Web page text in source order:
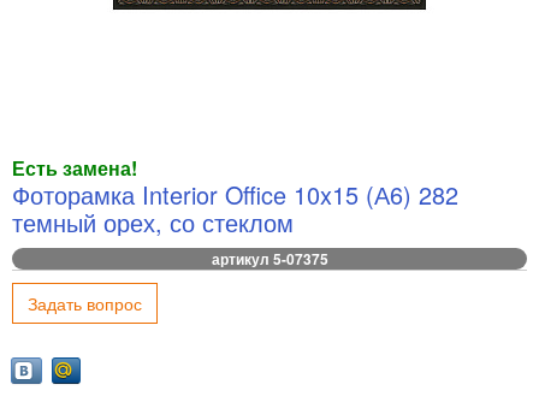
Есть замена!
Фоторамка Interior Office 10x15 (А6) 282
темный орех, со стеклом
артикул 5-07375
Задать вопрос